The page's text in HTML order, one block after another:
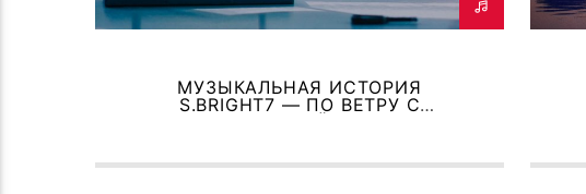
МУЗЫКАЛЬНАЯ ИСТОРИЯ
S.BRIGHT7 — ПО ВЕТРУ С